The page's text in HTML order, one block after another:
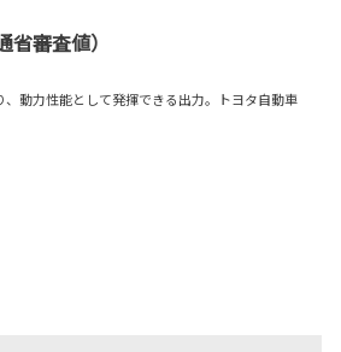
審査値）
、動力性能として発揮できる出力。トヨタ自動車